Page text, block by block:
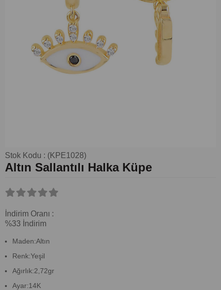
Stok Kodu (KPE1028)
Altın Sallantılı Halka Küpe
İndirim Oranı :
%33 İndirim
Maden:Altın
Renk:Yeşil
Ağırlık:2,72gr
Ayar:14K